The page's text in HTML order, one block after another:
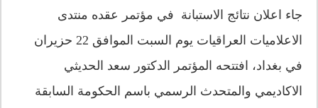
جاء اعلان نتائج الاستبانة في مؤتمر عقده منتدى
الاعلاميات العراقيات يوم السبت الموافق 22 حزيران
في بغداد، افتتحه المؤتمر الدكتور سعد الحديثي
الاكاديمي والمتحدث الرسمي باسم الحكومة السابقة